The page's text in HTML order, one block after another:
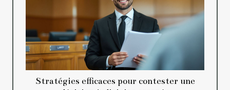
Stratégies efficaces pour contester une